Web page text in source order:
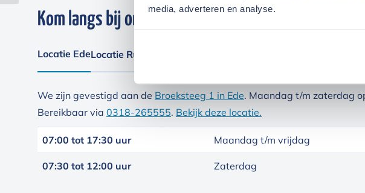
media, adverteren en analyse.
Kom langs bij onze locaties
Locatie EdeLocatie Ruinerwold
We zijn gevestigd aan de Broeksteeg 1 in Ede. Maandag t/m zaterdag
Bereikbaar via 0318-265555. Bekijk deze locatie.
07:00 tot 17:30 uur Maandag t/m vrijdag
07:30 tot 12:00 uur Zaterdag